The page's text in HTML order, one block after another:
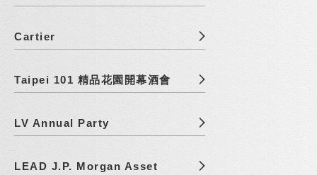
Cartier
Taipei 101 精品花園開幕酒會
LV Annual Party
LEAD J.P. Morgan Asset